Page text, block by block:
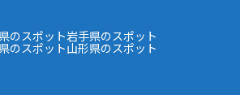
のスポット岩手県のスポット
のスポット山形県のスポット